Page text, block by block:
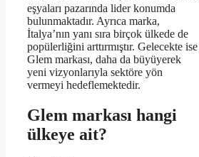
eşyaları pazarında lider konumda
bulunmaktadır. Ayrıca marka,
İtalya’nın yanı sıra birçok ülkede de
popülerliğini arttırmıştır. Gelecekte ise
Glem markası, daha da büyüyerek
yeni vizyonlarıyla sektöre yön
vermeyi hedeflemektedir.
Glem markası hangi
ülkeye ait?